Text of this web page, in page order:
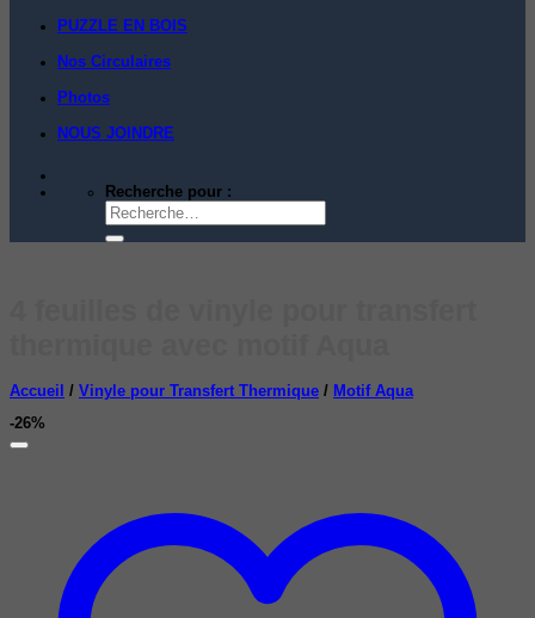
PUZZLE EN BOIS
Nos Circulaires
Photos
NOUS JOINDRE
Recherche pour :
Accueil / Vinyle pour Transfert Thermique / Motif Aqua
-26%